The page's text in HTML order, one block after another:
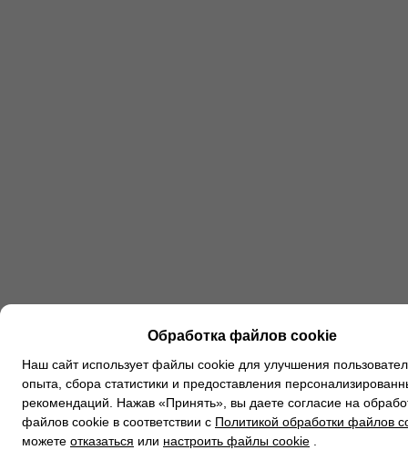
Обработка файлов cookie
Наш сайт использует файлы cookie для улучшения
опыта, сбора статистики и предоставления
рекомендаций. Нажав «Принять», вы даете согласие на
файлов cookie в соответствии с Политикой обработки файлов
можете отказаться или настроить файлы cookie